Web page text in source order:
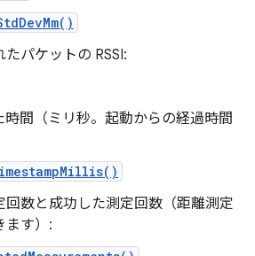
パケットの RSSI:
時間（ミリ秒。起動からの経過時間
回数と成功した測定回数（距離測定
ます）: